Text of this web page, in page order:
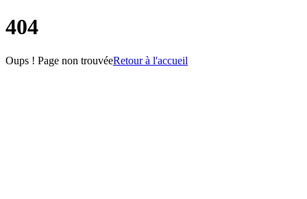
404
Oups ! Page non trouvéeRetour à l'accueil